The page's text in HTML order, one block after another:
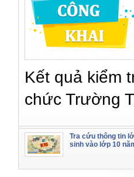
Kết quả kiểm
chức Trường
Tra cứu thông tin
sinh vào lớp 10